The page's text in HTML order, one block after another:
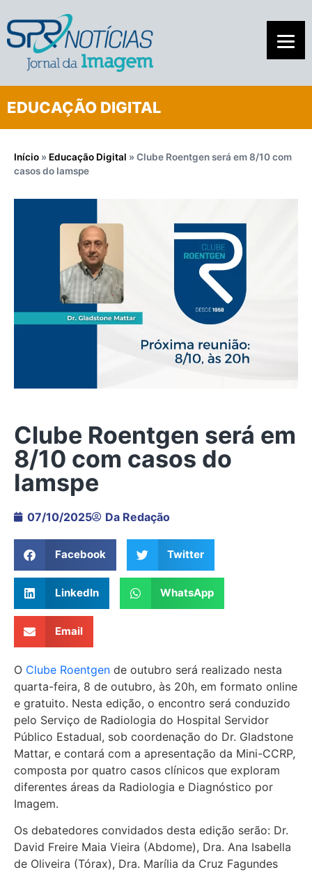
EDUCAÇÃO DIGITAL
Início » Educação Digital » Clube Roentgen será em 8/10 com
casos do Iamspe
Clube Roentgen será em
8/10 com casos do
Iamspe
07/10/2025 Da Redação
Facebook Twitter
LinkedIn WhatsApp
Email
O Clube Roentgen de outubro será realizado nesta
quarta-feira, 8 de outubro, às 20h, em formato online
e gratuito. Nesta edição, o encontro será conduzido
pelo Serviço de Radiologia do Hospital Servidor
Público Estadual, sob coordenação do Dr. Gladstone
Mattar, e contará com a apresentação da Mini-CCRP,
composta por quatro casos clínicos que exploram
diferentes áreas da Radiologia e Diagnóstico por
Imagem.
Os debatedores convidados desta edição serão: Dr.
David Freire Maia Vieira (Abdome), Dra. Ana Isabella
de Oliveira (Tórax), Dra. Marília da Cruz Fagundes